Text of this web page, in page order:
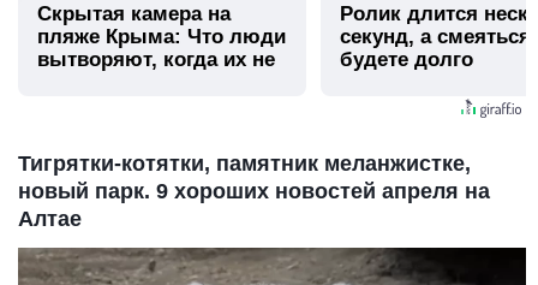
Скрытая камера на
пляже Крыма: Что люди
вытворяют, когда их не
Ролик длится
секунд, а
будете долго
Тигрятки-котятки, памятник меланжистке,
новый парк. 9 хороших новостей апреля на
Алтае